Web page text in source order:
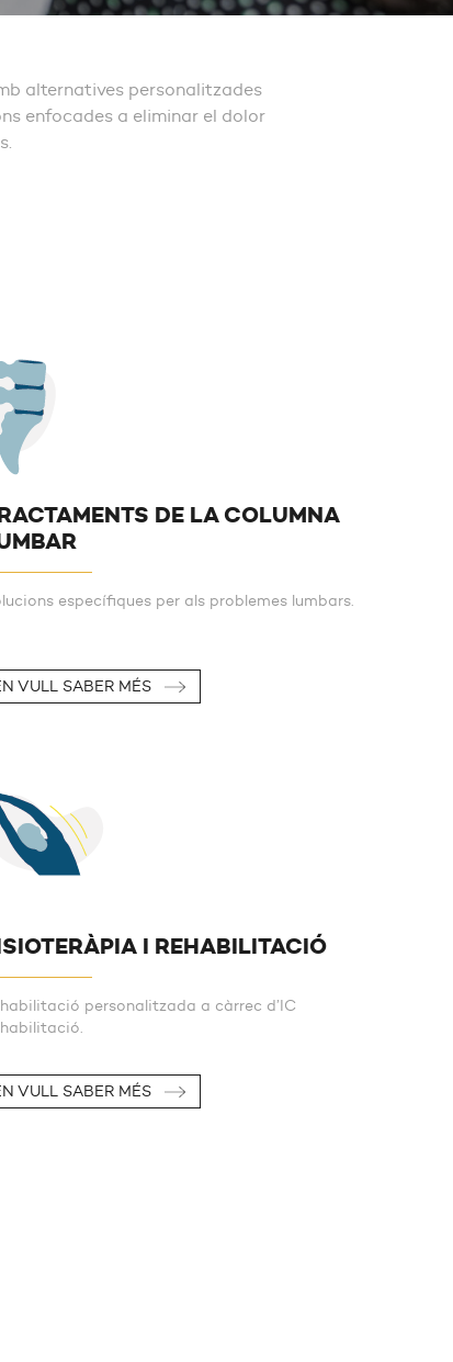
alternatives personalitzades
enfocades a eliminar el dolor
DE LA COLUMNA
específiques per als problemes lumbars.
VULL SABER MÉS
I REHABILITACIÓ
personalitzada a càrrec d’IC
VULL SABER MÉS